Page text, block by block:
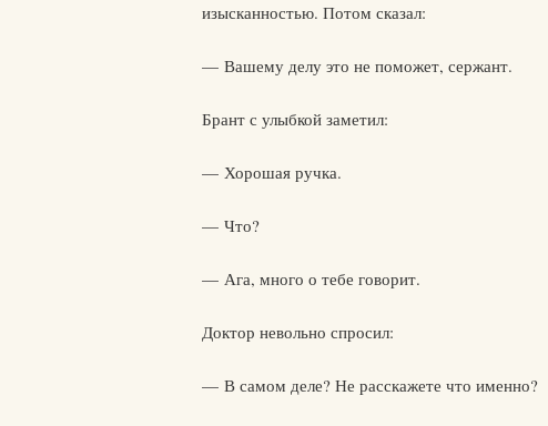
изысканностью. Потом сказал:
— Вашему делу это не поможет, сержант.
Брант с улыбкой заметил:
— Хорошая ручка.
— Что?
— Ага, много о тебе говорит.
Доктор невольно спросил:
— В самом деле? Не расскажете что именно?